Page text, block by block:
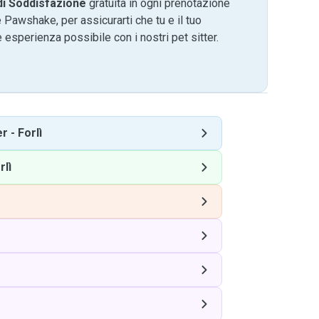
Soddisfazione gratuita in ogni prenotazione
per assicurarti che tu e il tuo
esperienza possibile con i nostri pet sitter.
- Forlì